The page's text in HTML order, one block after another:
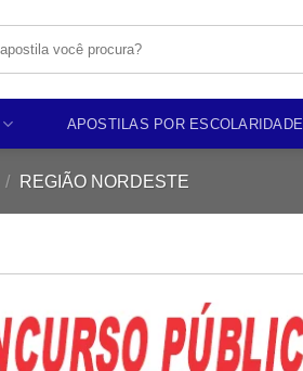
APOSTILAS POR ESCOLARIDADE
/ REGIÃO NORDESTE